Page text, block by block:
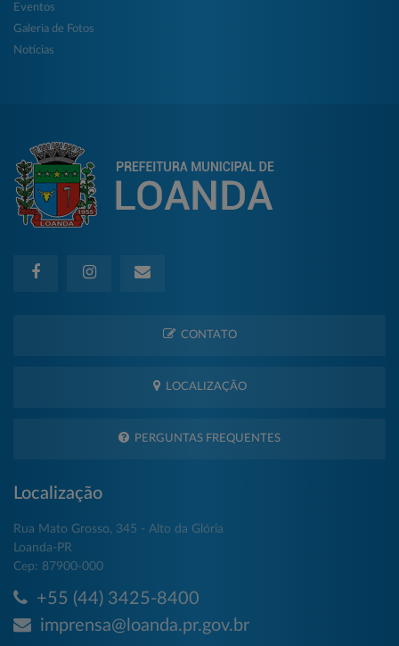
Eventos
Galeria de Fotos
Notícias
CONTATO
LOCALIZAÇÃO
PERGUNTAS FREQUENTES
Localização
Rua Mato Grosso, 345 - Alto da Glória
Loanda-PR
Cep: 87900-000
+55 (44) 3425-8400
imprensa@loanda.pr.gov.br